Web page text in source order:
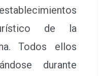
de la
Todos ellos
durante